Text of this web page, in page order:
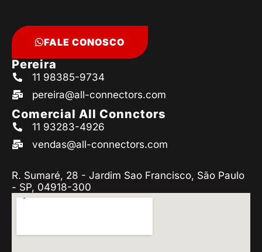
FALE CONOSCO
Pereira
11 98385-9734
pereira@all-connectors.com
Comercial All Connctors
11 93283-4926
vendas@all-connectors.com
R. Sumaré, 28 - Jardim Sao Francisco, São Paulo
- SP, 04918-300